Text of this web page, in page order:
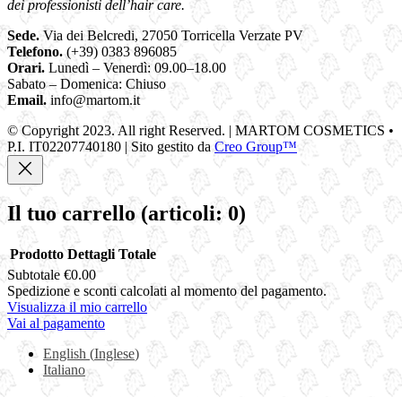
dei professionisti dell’hair care.
Sede. Via dei Belcredi, 27050 Torricella Verzate PV
Telefono. (+39) 0383 896085
Orari. Lunedì – Venerdì: 09.00–18.00
Sabato – Domenica: Chiuso
Email. info@martom.it
© Copyright 2023. All right Reserved. | MARTOM COSMETICS •
P.I. IT02207740180 | Sito gestito da Creo Group™
Il tuo carrello (articoli: 0)
Prodotti
nel
carrello
Prodotto Dettagli Totale
Subtotale €0.00
Spedizione e sconti calcolati al momento del pagamento.
Visualizza il mio carrello
Vai al pagamento
English (Inglese)
Italiano